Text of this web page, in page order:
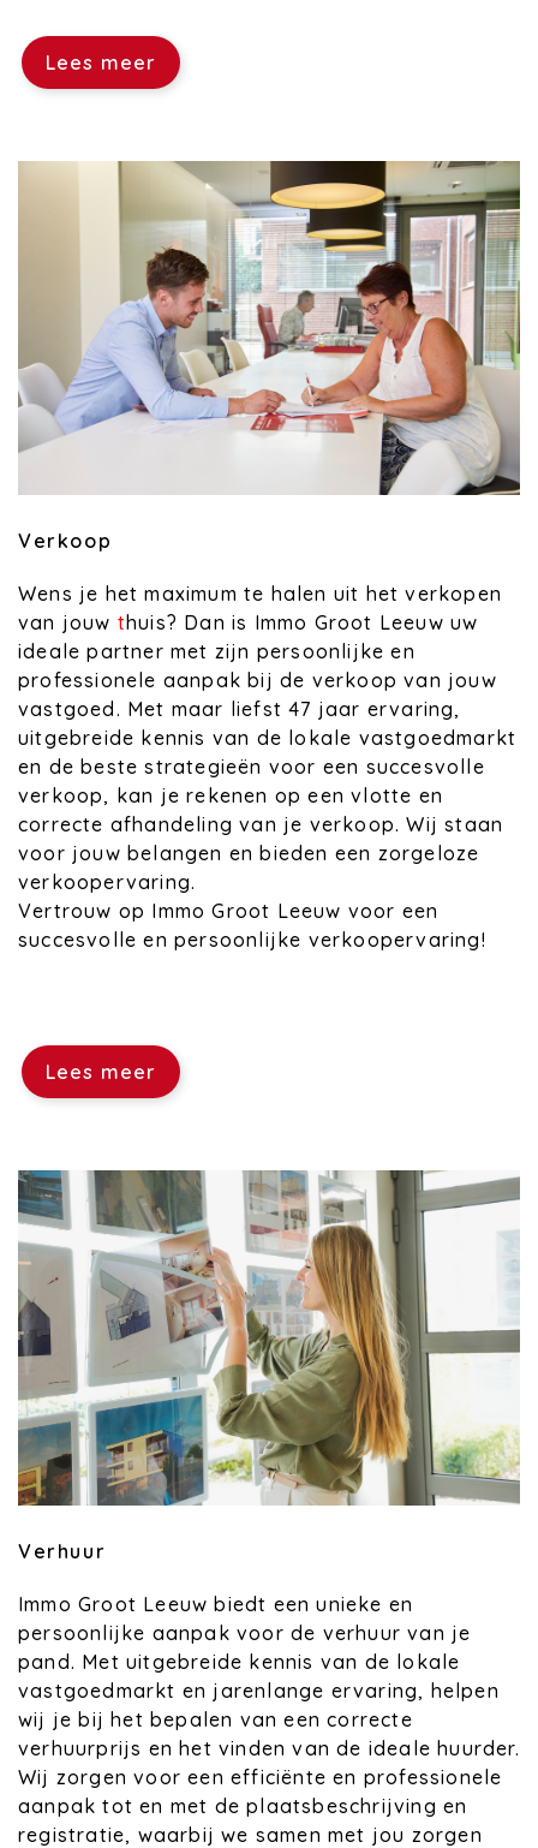
Lees meer
Verkoop
Wens je het maximum te halen uit het verkopen
van jouw thuis? Dan is Immo Groot Leeuw uw
ideale partner met zijn persoonlijke en
professionele aanpak bij de verkoop van jouw
vastgoed. Met maar liefst 47 jaar ervaring,
uitgebreide kennis van de lokale vastgoedmarkt
en de beste strategieën voor een succesvolle
verkoop, kan je rekenen op een vlotte en
correcte afhandeling van je verkoop. Wij staan
voor jouw belangen en bieden een zorgeloze
verkoopervaring.
Vertrouw op Immo Groot Leeuw voor een
succesvolle en persoonlijke verkoopervaring!
Lees meer
Verhuur
Immo Groot Leeuw biedt een unieke en
persoonlijke aanpak voor de verhuur van je
pand. Met uitgebreide kennis van de lokale
vastgoedmarkt en jarenlange ervaring, helpen
wij je bij het bepalen van een correcte
verhuurprijs en het vinden van de ideale huurder.
Wij zorgen voor een efficiënte en professionele
aanpak tot en met de plaatsbeschrijving en
registratie, waarbij we samen met jou zorgen